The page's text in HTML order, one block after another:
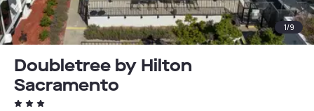
1/9
Doubletree by Hilton
Sacramento